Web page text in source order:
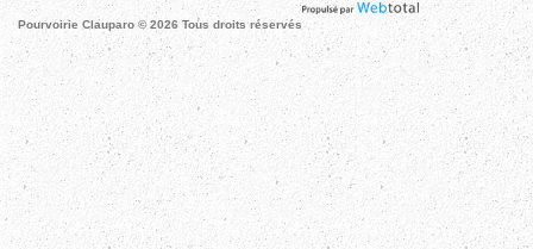
Pourvoirie Clauparo © 2026 Tous droits réservés